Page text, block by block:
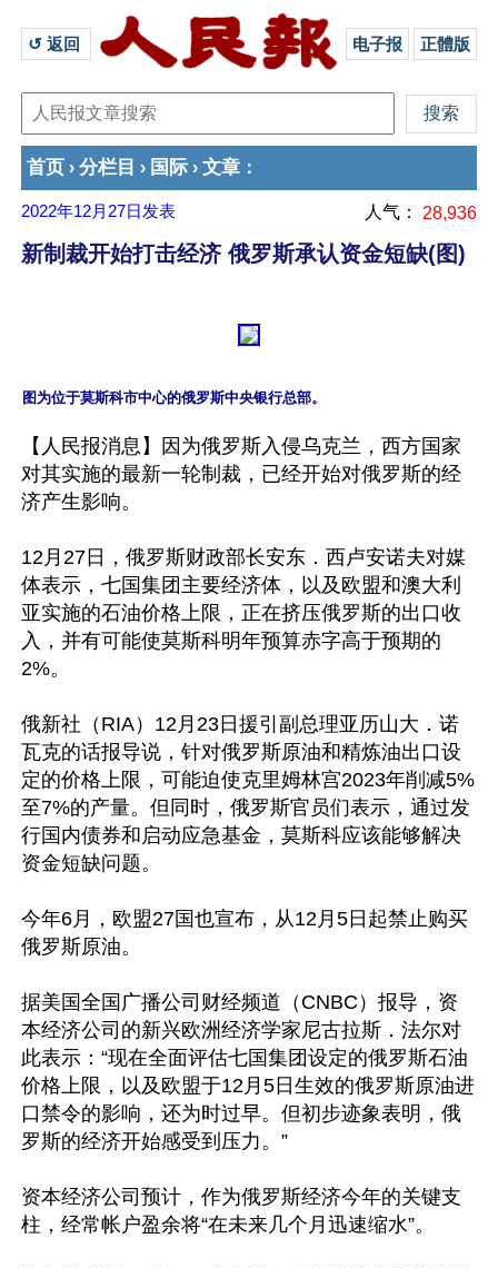
↺ 返回 电子报 正體版
首页 › 分栏目 › 国际 › 文章 ：
2022年12月27日 发表 人气： 28,936
新制裁开始打击经济 俄罗斯承认资金短缺(图)
【人民报消息】因为俄罗斯入侵乌克兰，西方国家
对其实施的最新一轮制裁，已经开始对俄罗斯的经
济产生影响。
12月27日，俄罗斯财政部长安东．西卢安诺夫对媒
体表示，七国集团主要经济体，以及欧盟和澳大利
亚实施的石油价格上限，正在挤压俄罗斯的出口收
入，并有可能使莫斯科明年预算赤字高于预期的
2%。
俄新社（RIA）12月23日援引副总理亚历山大．诺
瓦克的话报导说，针对俄罗斯原油和精炼油出口设
定的价格上限，可能迫使克里姆林宫2023年削减5%
至7%的产量。但同时，俄罗斯官员们表示，通过发
行国内债券和启动应急基金，莫斯科应该能够解决
资金短缺问题。
今年6月，欧盟27国也宣布，从12月5日起禁止购买
俄罗斯原油。
据美国全国广播公司财经频道（CNBC）报导，资
本经济公司的新兴欧洲经济学家尼古拉斯．法尔对
此表示：“现在全面评估七国集团设定的俄罗斯石油
价格上限，以及欧盟于12月5日生效的俄罗斯原油进
口禁令的影响，还为时过早。但初步迹象表明，俄
罗斯的经济开始感受到压力。”
资本经济公司预计，作为俄罗斯经济今年的关键支
柱，经常帐户盈余将“在未来几个月迅速缩水”。